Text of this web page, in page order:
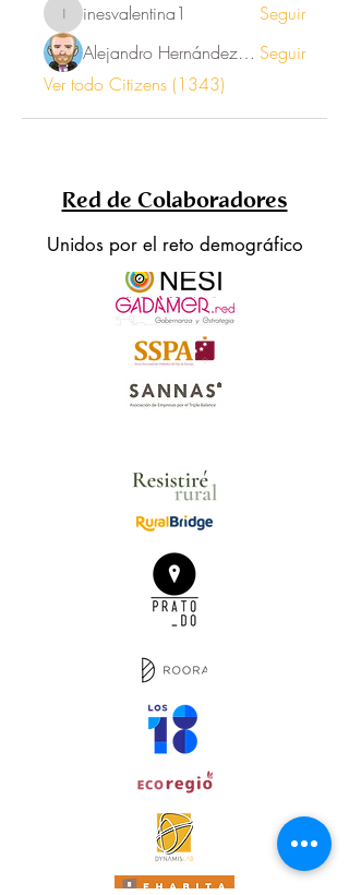
inesvalentina1
inesvalentina1
Seguir
Alejandro Hernández Renner Seguir
Ver todo Citizens (1343)
Red de Colaboradores
Unidos por el reto demográfico